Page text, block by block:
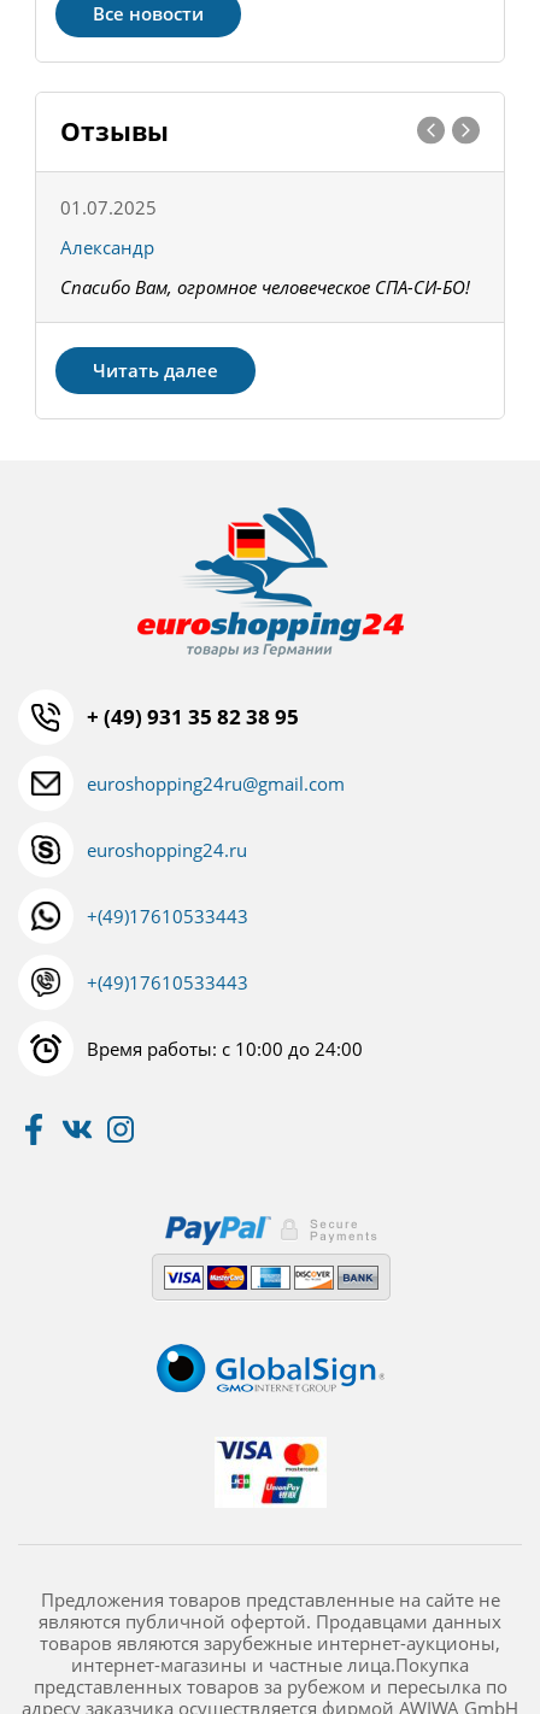
Все новости
Отзывы
01.07.2025
Александр
Спасибо Вам, огромное человеческое СПА-СИ-БО!
Читать далее
+ (49) 931 35 82 38 95
euroshopping24ru@gmail.com
euroshopping24.ru
+(49)17610533443
+(49)17610533443
Время работы: с 10:00 до 24:00
Предложения товаров представленные на сайте не
являются публичной офертой. Продавцами данных
товаров являются зарубежные интернет-аукционы,
интернет-магазины и частные лица.Покупка
представленных товаров за рубежом и пересылка по
адресу заказчика осуществляется фирмой AWIWA GmbH